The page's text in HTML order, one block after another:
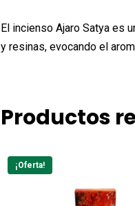
El incienso Ajaro Satya es
y resinas, evocando el
Productos
¡Oferta!